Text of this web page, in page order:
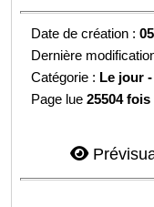
Date de création :
Dernière
Catégorie : Le jour -
Page lue25504 fois